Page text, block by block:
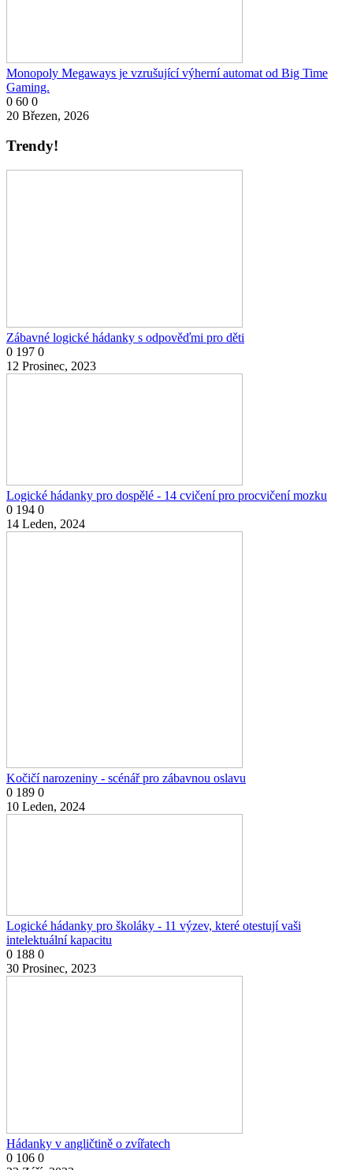
Monopoly Megaways je vzrušující výherní automat od Big Time
Gaming.
0 60 0
20 Březen, 2026
Trendy!
Zábavné logické hádanky s odpověďmi pro děti
0 197 0
12 Prosinec, 2023
Logické hádanky pro dospělé - 14 cvičení pro procvičení mozku
0 194 0
14 Leden, 2024
Kočičí narozeniny - scénář pro zábavnou oslavu
0 189 0
10 Leden, 2024
Logické hádanky pro školáky - 11 výzev, které otestují vaši
intelektuální kapacitu
0 188 0
30 Prosinec, 2023
Hádanky v angličtině o zvířatech
0 106 0